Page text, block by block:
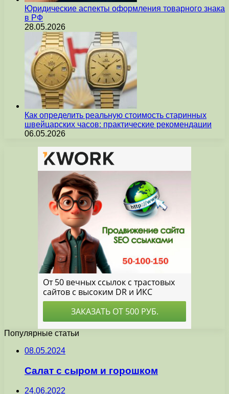
Юридические аспекты оформления товарного знака
в РФ
28.05.2026
Как определить реальную стоимость старинных
швейцарских часов: практические рекомендации
06.05.2026
Популярные статьи
08.05.2024
Салат с сыром и горошком
24.06.2022